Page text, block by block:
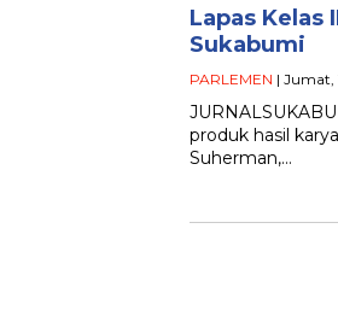
Lapas Kelas
Sukabumi
PARLEMEN | Jumat,
produk hasil
Suherman,…